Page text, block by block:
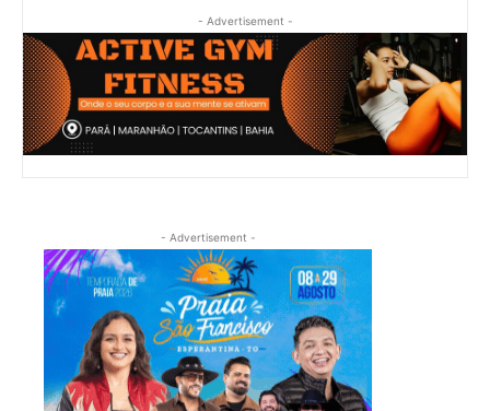
- Advertisement -
- Advertisement -